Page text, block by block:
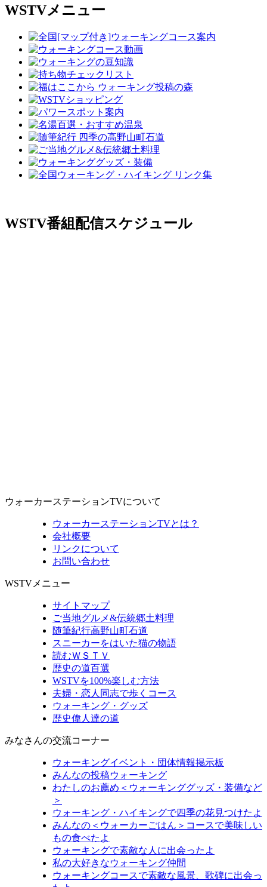
WSTVメニュー
WSTV番組配信スケジュール
ウォーカーステーションTVについて
ウォーカーステーションTVとは？
会社概要
リンクについて
お問い合わせ
WSTVメニュー
サイトマップ
ご当地グルメ&伝統郷土料理
随筆紀行高野山町石道
スニーカーをはいた猫の物語
読むＷＳＴＶ
歴史の道百選
WSTVを100%楽しむ方法
夫婦・恋人同志で歩くコース
ウォーキング・グッズ
歴史偉人達の道
みなさんの交流コーナー
ウォーキングイベント・団体情報掲示板
みんなの投稿ウォーキング
わたしのお薦め＜ウォーキンググッズ・装備など
＞
ウォーキング・ハイキングで四季の花見つけたよ
みんなの＜ウォーカーごはん＞コースで美味しい
もの食べたよ
ウォーキングで素敵な人に出会ったよ
私の大好きなウォーキング仲間
ウォーキングコースで素敵な風景、歌碑に出会っ